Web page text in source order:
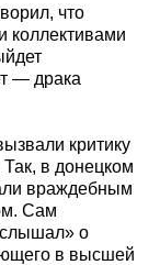
что
коллективами
— драка
критику
в донецком
враждебным
Сам
слышал» о
в высшей